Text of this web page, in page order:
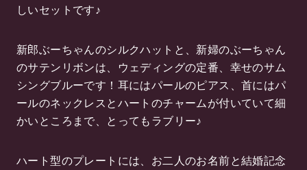
しいセットです♪
新郎ぶーちゃんのシルクハットと、新婦のぶーちゃん
のサテンリボンは、ウェディングの定番、幸せのサム
シングブルーです！耳にはパールのピアス、首にはパ
ールのネックレスとハートのチャームが付いていて細
かいところまで、とってもラブリー♪
ハート型のプレートには、お二人のお名前と結婚記念